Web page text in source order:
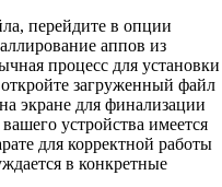
перейдите в опции
аппов из
процесс для установки
загруженный файл
экране для финализации
устройства имеется
для корректной работы
в конкретные